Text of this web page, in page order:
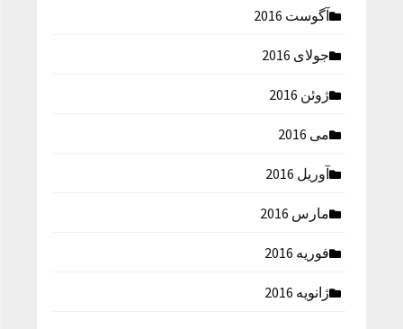
آگوست 2016
جولای 2016
ژوئن 2016
می 2016
آوریل 2016
مارس 2016
فوریه 2016
ژانویه 2016